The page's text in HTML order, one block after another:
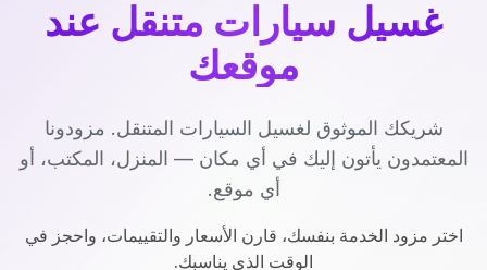
غسيل سيارات متنقل عند
موقعك
شريكك الموثوق لغسيل السيارات المتنقل. مزودونا
المعتمدون يأتون إليك في أي مكان — المنزل، المكتب، أو
أي موقع.
اختر مزود الخدمة بنفسك، قارن الأسعار والتقييمات، واحجز في
الوقت الذي يناسبك.